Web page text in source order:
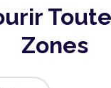
Zones